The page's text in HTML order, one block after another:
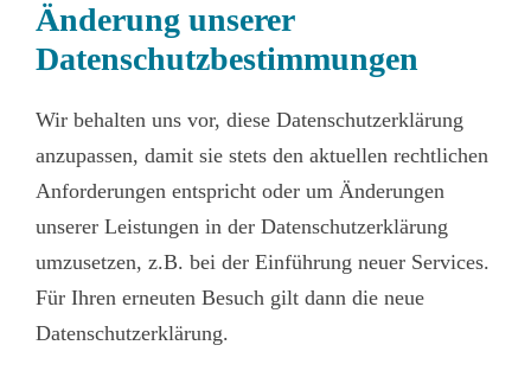
Änderung unserer
Datenschutzbestimmungen
Wir behalten uns vor, diese Datenschutzerklärung
anzupassen, damit sie stets den aktuellen rechtlichen
Anforderungen entspricht oder um Änderungen
unserer Leistungen in der Datenschutzerklärung
umzusetzen, z.B. bei der Einführung neuer Services.
Für Ihren erneuten Besuch gilt dann die neue
Datenschutzerklärung.